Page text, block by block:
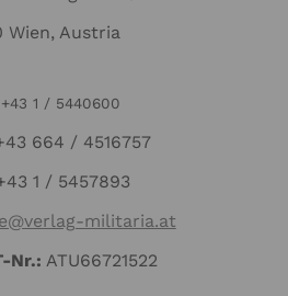
MACHT BUM BUM!“